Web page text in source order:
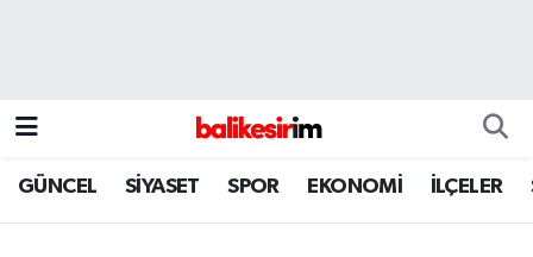
GÜNCEL SİYASET SPOR EKONOMİ İLÇELER